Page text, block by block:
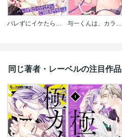
同じ著者・レーベルの注目作品